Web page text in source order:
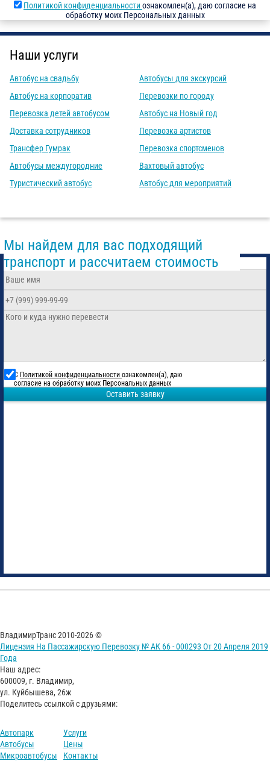
Политикой конфиденциальностиознакомлен(а), даю согласие на
обработку моих Персональных данных
Наши услуги
Автобус на свадьбу
Автобус на корпоратив
Перевозка детей автобусом
Доставка сотрудников
Трансфер Гумрак
Автобусы междугородние
Туристический автобус
Автобусы для экскурсий
Перевозки по городу
Автобус на Новый год
Перевозка артистов
Перевозка спортсменов
Вахтовый автобус
Автобус для мероприятий
Мы найдем для вас подходящий
транспорт и рассчитаем стоимость
С Политикой конфиденциальности ознакомлен(а), даю
согласие на обработку моих Персональных данных
Оставить заявку
ВладимирТранс 2010-2026 ©
Лицензия На Пассажирскую Перевозку № АК 66 - 000293 От 20 Апреля 2019
Года
Наш адрес:
600009, г. Владимир,
ул. Куйбышева, 26ж
Поделитесь ссылкой с друзьями:
Автопарк
Автобусы
Микроавтобусы
Услуги
Цены
Контакты